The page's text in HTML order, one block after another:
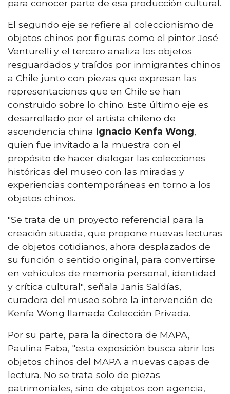
para conocer parte de esa producción cultural.
El segundo eje se refiere al coleccionismo de
objetos chinos por figuras como el pintor José
Venturelli y el tercero analiza los objetos
resguardados y traídos por inmigrantes chinos
a Chile junto con piezas que expresan las
representaciones que en Chile se han
construido sobre lo chino. Este último eje es
desarrollado por el artista chileno de
ascendencia china Ignacio Kenfa Wong,
quien fue invitado a la muestra con el
propósito de hacer dialogar las colecciones
históricas del museo con las miradas y
experiencias contemporáneas en torno a los
objetos chinos.
"Se trata de un proyecto referencial para la
creación situada, que propone nuevas lecturas
de objetos cotidianos, ahora desplazados de
su función o sentido original, para convertirse
en vehículos de memoria personal, identidad
y crítica cultural", señala Janis Saldías,
curadora del museo sobre la intervención de
Kenfa Wong llamada Colección Privada.
Por su parte, para la directora de MAPA,
Paulina Faba, "esta exposición busca abrir los
objetos chinos del MAPA a nuevas capas de
lectura. No se trata solo de piezas
patrimoniales, sino de objetos con agencia,